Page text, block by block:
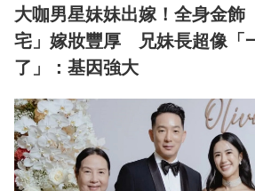
大咖男星妹妹出嫁！全身金飾
宅」嫁妝豐厚 兄妹長超像「
了」：基因強大